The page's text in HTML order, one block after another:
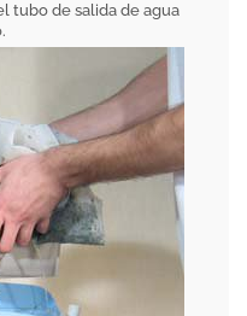
tubo de salida de agua